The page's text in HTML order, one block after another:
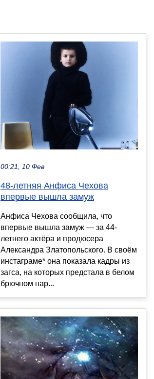
00:21, 10 Фев
48-летняя Анфиса Чехова
впервые вышла замуж
Анфиса Чехова сообщила, что
впервые вышла замуж — за 44-
летнего актёра и продюсера
Александра Златопольского. В своём
инстаграме* она показала кадры из
загса, на которых предстала в белом
брючном нар...